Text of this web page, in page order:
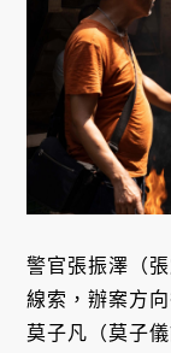
警官張振澤（
線索，辦案方
莫子凡（莫子